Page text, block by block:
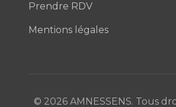
Prendre RDV
Mentions légales
© 2026 AMNESSENS. Tous